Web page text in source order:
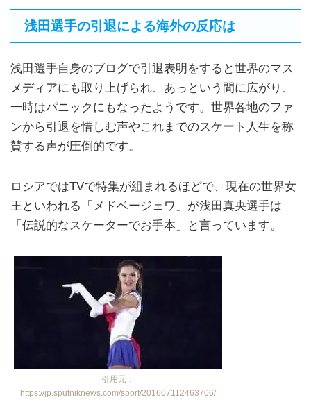
浅田選手の引退による海外の反応は
浅田選手自身のブログで引退表明をすると世界のマス
メディアにも取り上げられ、あっという間に広がり、
一時はパニックにもなったようです。世界各地のファ
ンから引退を惜しむ声やこれまでのスケート人生を称
賛する声が圧倒的です。
ロシアではTVで特集が組まれるほどで、現在の世界女
王といわれる「メドベージェワ」が浅田真央選手は
「伝説的なスケーターでお手本」と言っています。
引用元：
https://jp.sputniknews.com/sport/201607112463706/